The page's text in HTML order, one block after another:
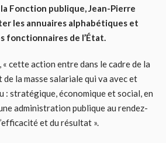
Fonction publique, Jean-Pierre
les annuaires alphabétiques et
fonctionnaires de l’État.
cette action entre dans le cadre de la
la masse salariale qui va avec et
: stratégique, économique et social, en
administration publique au rendez-
et du résultat ».